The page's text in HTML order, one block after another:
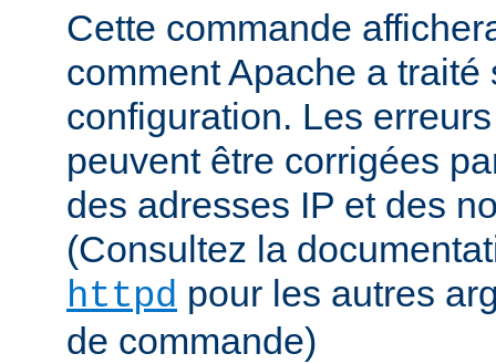
Cette commande
comment Apache a traité
configuration. Les
peuvent être corrigées
des adresses IP et des
(Consultez la
httpd pour les autres
de commande)